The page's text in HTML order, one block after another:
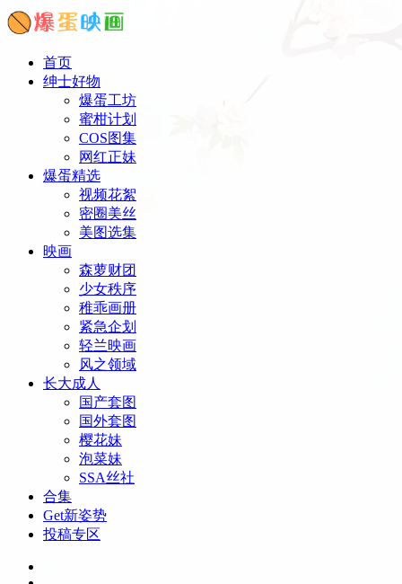
首页
绅士好物
爆蛋工坊
蜜柑计划
COS图集
网红正妹
爆蛋精选
视频花絮
密圈美丝
美图选集
映画
森萝财团
少女秩序
稚乖画册
紧急企划
轻兰映画
风之领域
长大成人
国产套图
国外套图
樱花妹
泡菜妹
SSA丝社
合集
Get新姿势
投稿专区